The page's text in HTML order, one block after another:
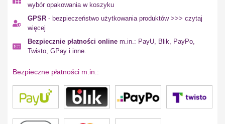
wybór opakowania w koszyku
GPSR - bezpieczeństwo użytkowania produktów >>> czytaj
więcej
Bezpiecznie płatności online m.in.: PayU, Blik, PayPo,
Twisto, GPay i inne.
Bezpieczne płatności m.in.: